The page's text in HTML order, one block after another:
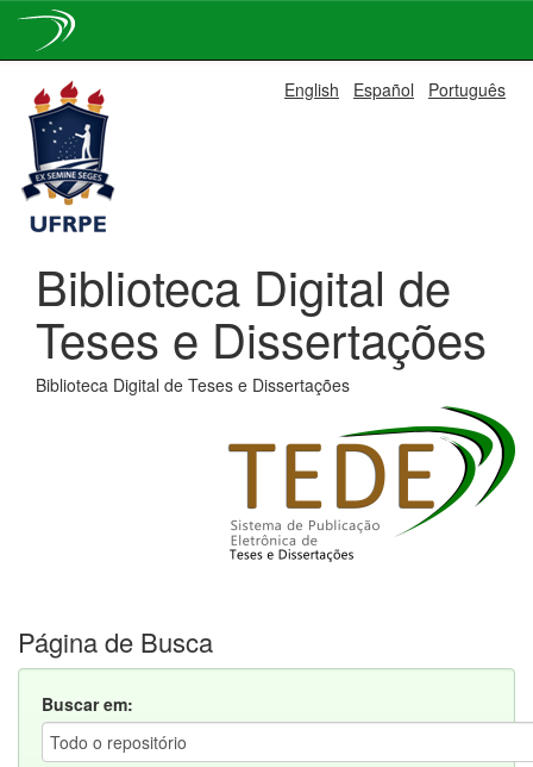
navigation
English Español Português
Biblioteca Digital de
Teses e Dissertações
Biblioteca Digital de Teses e Dissertações
Página de Busca
Buscar em: